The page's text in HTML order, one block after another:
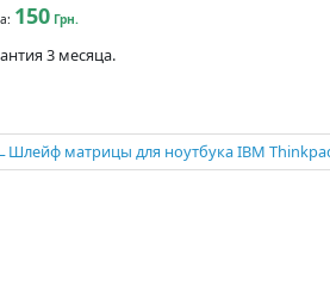
150 Грн.
3 месяца.
Шлейф матрицы для ноутбука IBM